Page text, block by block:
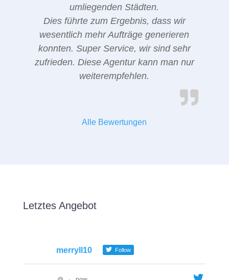
umliegenden Städten.
Dies führte zum Ergebnis, dass wir
wesentlich mehr Aufträge generieren
konnten. Super Service, wir sind sehr
zufrieden. Diese Agentur kann man nur
weiterempfehlen.
Alle Bewertungen
Letztes Angebot
merryll10 Follow